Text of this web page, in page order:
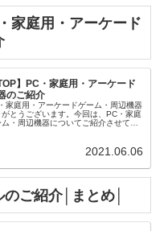
家庭用・アーケード
】PC・家庭用・アーケード
のご紹介
家庭用・アーケードゲーム・周辺機器
とうございます。今回は、PC・家庭
・周辺機器についてご紹介させて頂
2021.06.06
ご紹介│まとめ│